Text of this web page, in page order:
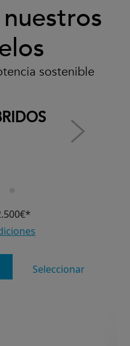
sostenible
Seleccionar